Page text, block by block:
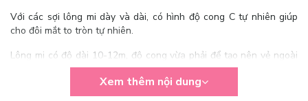
Với các sợi lông mi dày và dài, có hình độ cong C tự nhiên giúp
cho đôi mắt to tròn tự nhiên.
Lông mi có độ dài 10-12m, độ cong vừa phải để tạo nên vẻ ngoài
tự nhiên phù hợp với con gái Châu Á.
Lông mi với độ cong tự nhiên, không biến dạng khi tiếp xúc với
Xem thêm nội dung